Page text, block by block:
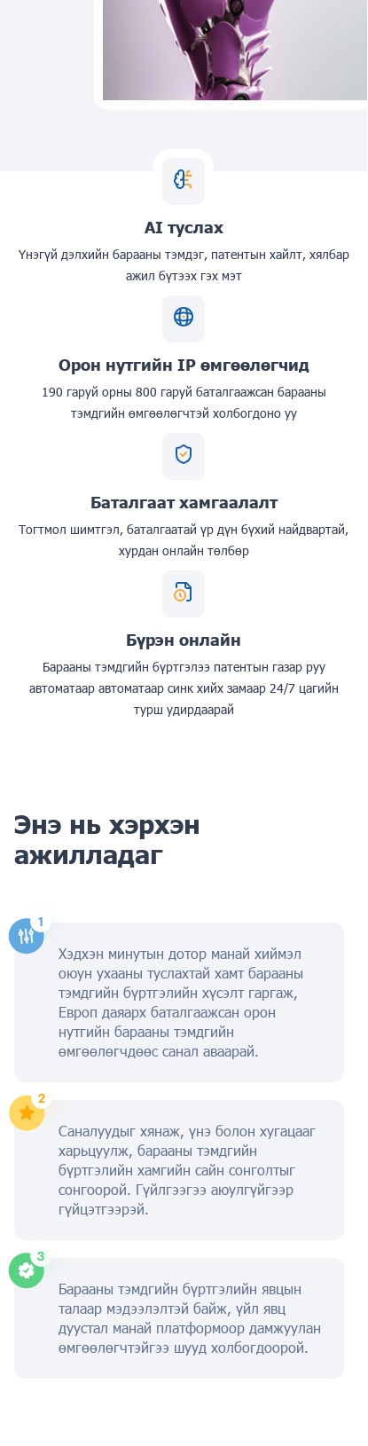
AI туслах
Үнэгүй дэлхийн барааны тэмдэг, патентын хайлт, хялбар
ажил бүтээх гэх мэт
Орон нутгийн IP өмгөөлөгчид
190 гаруй орны 800 гаруй баталгаажсан барааны
тэмдгийн өмгөөлөгчтэй холбогдоно уу
Баталгаат хамгаалалт
Тогтмол шимтгэл, баталгаатай үр дүн бүхий найдвартай,
хурдан онлайн төлбөр
Бүрэн онлайн
Барааны тэмдгийн бүртгэлээ патентын газар руу
автоматаар автоматаар синк хийх замаар 24/7 цагийн
турш удирдаарай
Энэ нь хэрхэн
ажилладаг
Хэдхэн минутын дотор манай хиймэл
оюун ухааны туслахтай хамт барааны
тэмдгийн бүртгэлийн хүсэлт гаргаж,
Европ даяарх баталгаажсан орон
нутгийн барааны тэмдгийн
өмгөөлөгчдөөс санал аваарай.
Саналуудыг хянаж, үнэ болон хугацааг
харьцуулж, барааны тэмдгийн
бүртгэлийн хамгийн сайн сонголтыг
сонгоорой. Гүйлгээгээ аюулгүйгээр
гүйцэтгээрэй.
Барааны тэмдгийн бүртгэлийн явцын
талаар мэдээлэлтэй байж, үйл явц
дуустал манай платформоор дамжуулан
өмгөөлөгчтэйгээ шууд холбогдоорой.